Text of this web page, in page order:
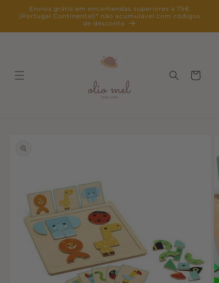
para o
conteúdo
Envios grátis em encomendas superiores a 75€
(Portugal Continental)* não acumulável com códigos
de desconto
Carrinho
informação